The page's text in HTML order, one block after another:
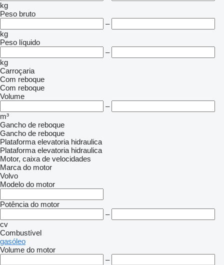
kg
Peso bruto
–
kg
Peso líquido
–
kg
Carroçaria
Com reboque
Com reboque
Volume
–
m³
Gancho de reboque
Gancho de reboque
Plataforma elevatoria hidraulica
Plataforma elevatoria hidraulica
Motor, caixa de velocidades
Marca do motor
Volvo
Modelo do motor
Potência do motor
–
cv
Combustível
gasóleo
Volume do motor
–